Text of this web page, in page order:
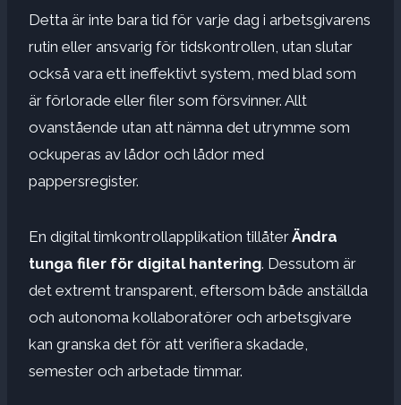
Detta är inte bara tid för varje dag i arbetsgivarens
rutin eller ansvarig för tidskontrollen, utan slutar
också vara ett ineffektivt system, med blad som
är förlorade eller filer som försvinner. Allt
ovanstående utan att nämna det utrymme som
ockuperas av lådor och lådor med
pappersregister.
En digital timkontrollapplikation tillåterÄndra
tunga filer för digital hantering. Dessutom är
det extremt transparent, eftersom både anställda
och autonoma kollaboratörer och arbetsgivare
kan granska det för att verifiera skadade,
semester och arbetade timmar.